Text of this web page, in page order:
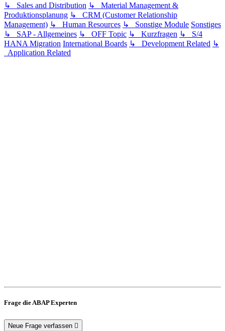
↳ Sales and Distribution ↳ Material Management &
Produktionsplanung ↳ CRM (Customer Relationship
Management) ↳ Human Resources ↳ Sonstige Module Sonstiges
↳ SAP - Allgemeines ↳ OFF Topic ↳ Kurzfragen ↳ S/4
HANA Migration International Boards ↳ Development Related ↳
Application Related
Frage die ABAP Experten
Neue Frage verfassen